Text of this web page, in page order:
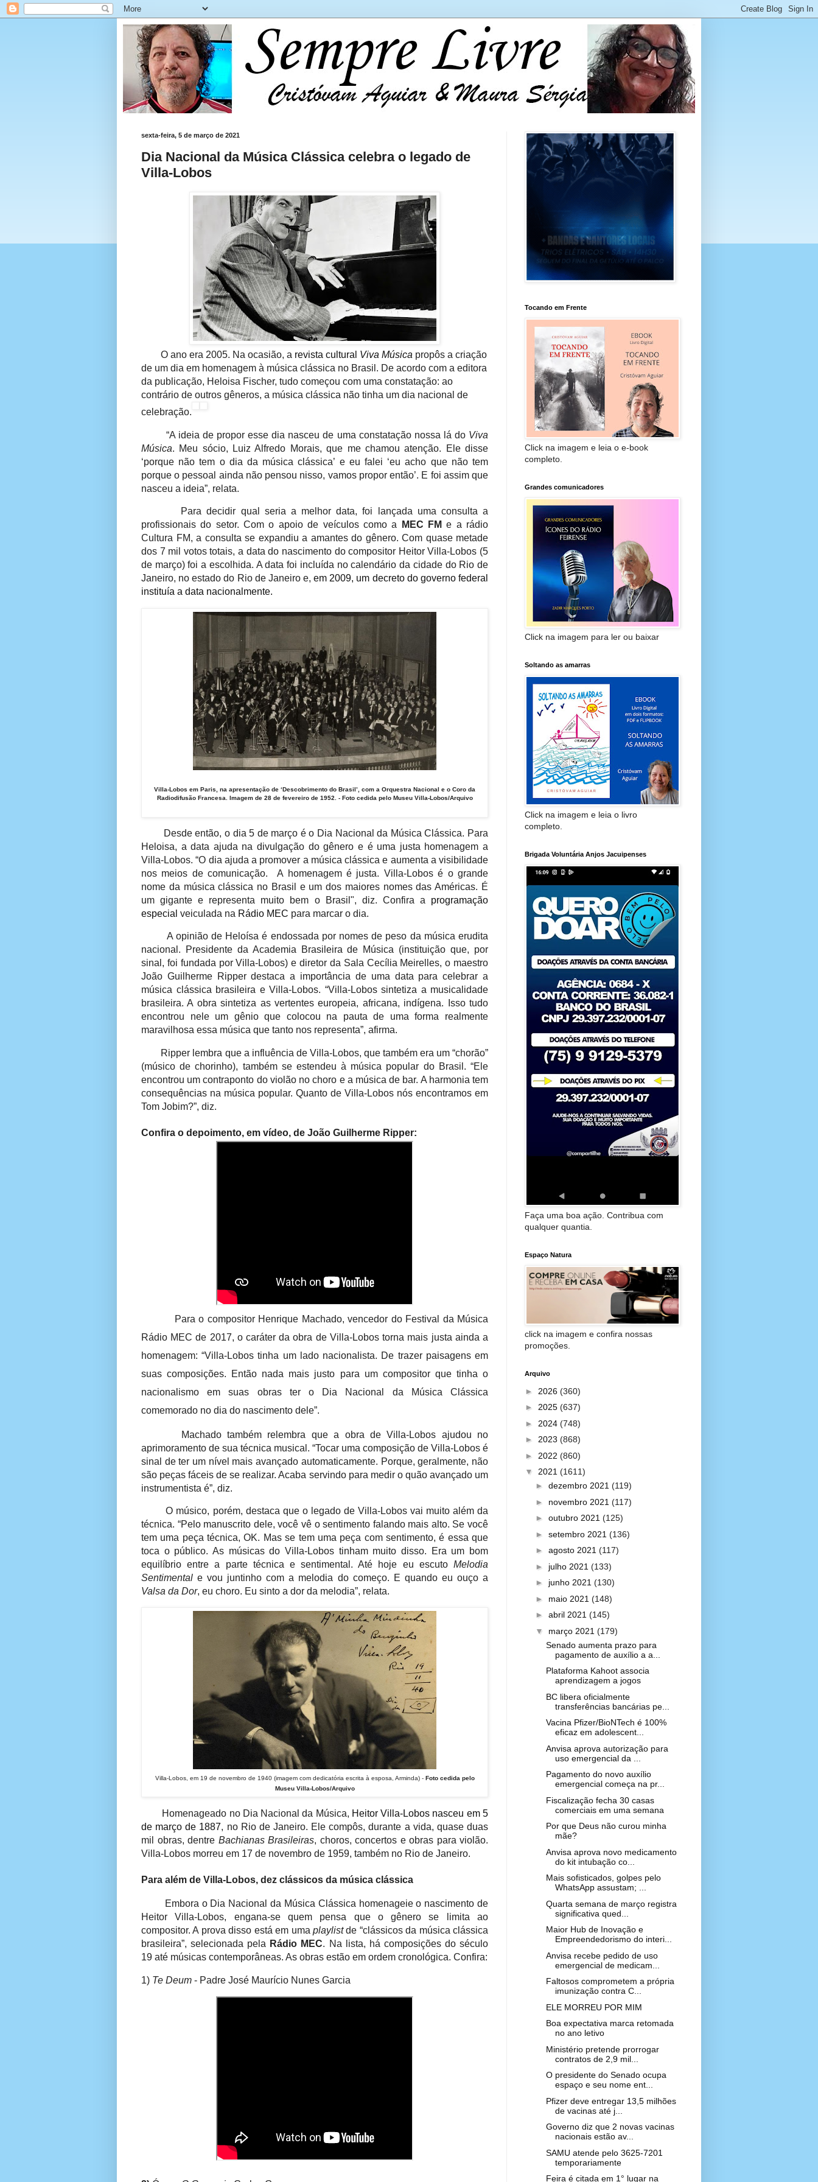
sexta-feira, 5 de março de 2021
Dia Nacional da Música Clássica celebra o legado de
Villa-Lobos
O ano era 2005. Na ocasião, a revista cultural Viva Música propôs a criação
de um dia em homenagem à música clássica no Brasil. De acordo com a editora
da publicação, Heloisa Fischer, tudo começou com uma constatação: ao
contrário de outros gêneros, a música clássica não tinha um dia nacional de
celebração.
“A ideia de propor esse dia nasceu de uma constatação nossa lá do Viva
Música. Meu sócio, Luiz Alfredo Morais, que me chamou atenção. Ele disse
‘porque não tem o dia da música clássica’ e eu falei ‘eu acho que não tem
porque o pessoal ainda não pensou nisso, vamos propor então’. E foi assim que
nasceu a ideia”, relata.
Para decidir qual seria a melhor data, foi lançada uma consulta a
profissionais do setor. Com o apoio de veículos como a
MEC FM e a rádio
Cultura FM, a consulta se expandiu a amantes do gênero. Com quase metade
dos 7 mil votos totais, a data do nascimento do compositor Heitor Villa-Lobos (5
de março) foi a escolhida. A data foi incluída no calendário da cidade do Rio de
Janeiro, no estado do Rio de Janeiro e, em 2009, um decreto do governo federal
instituía a data nacionalmente.
Villa-Lobos em Paris, na apresentação de ‘Descobrimento do Brasil’, com a Orquestra Nacional e o Coro da
Radiodifusão Francesa. Imagem de 28 de fevereiro de 1952. - Foto cedida pelo Museu Villa-Lobos/Arquivo
Desde então, o dia 5 de março é o Dia Nacional da Música Clássica. Para
Heloisa, a data ajuda na divulgação do gênero e é uma justa homenagem a
Villa-Lobos. “O dia ajuda a promover a música clássica e aumenta a visibilidade
nos meios de comunicação. A homenagem é justa. Villa-Lobos é o grande
nome da música clássica no Brasil e um dos maiores nomes das Américas. É
um gigante e representa muito bem o Brasil", diz. Confira a programação
especial veiculada na Rádio MEC para marcar o dia.
A opinião de Heloísa é endossada por nomes de peso da música erudita
nacional. Presidente da Academia Brasileira de Música (instituição que, por
sinal, foi fundada por Villa-Lobos) e diretor da Sala Cecília Meirelles, o maestro
João Guilherme Ripper destaca a importância de uma data para celebrar a
música clássica brasileira e Villa-Lobos. “Villa-Lobos sintetiza a musicalidade
brasileira. A obra sintetiza as vertentes europeia, africana, indígena. Isso tudo
encontrou nele um gênio que colocou na pauta de uma forma realmente
maravilhosa essa música que tanto nos representa”, afirma.
Ripper lembra que a influência de Villa-Lobos, que também era um “chorão”
(músico de chorinho), também se estendeu à música popular do Brasil. “Ele
encontrou um contraponto do violão no choro e a música de bar. A harmonia tem
consequências na música popular. Quanto de Villa-Lobos nós encontramos em
Tom Jobim?”, diz.
Confira o depoimento, em vídeo, de João Guilherme Ripper:
Para o compositor Henrique Machado, vencedor do Festival da Música
Rádio MEC de 2017, o caráter da obra de Villa-Lobos torna mais justa ainda a
homenagem: “Villa-Lobos tinha um lado nacionalista. De trazer paisagens em
suas composições. Então nada mais justo para um compositor que tinha o
nacionalismo em suas obras ter o Dia Nacional da Música Clássica
comemorado no dia do nascimento dele”.
Machado também relembra que a obra de Villa-Lobos ajudou no
aprimoramento de sua técnica musical. “Tocar uma composição de Villa-Lobos é
sinal de ter um nível mais avançado automaticamente. Porque, geralmente, não
são peças fáceis de se realizar. Acaba servindo para medir o quão avançado um
instrumentista é”, diz.
O músico, porém, destaca que o legado de Villa-Lobos vai muito além da
técnica. “Pelo manuscrito dele, você vê o sentimento falando mais alto. Se você
tem uma peça técnica, OK. Mas se tem uma peça com sentimento, é essa que
toca o público. As músicas do Villa-Lobos tinham muito disso. Era um bom
equilíbrio entre a parte técnica e sentimental. Até hoje eu escuto Melodia
Sentimental e vou juntinho com a melodia do começo. E quando eu ouço a
Valsa da Dor, eu choro. Eu sinto a dor da melodia”, relata.
Villa-Lobos, em 19 de novembro de 1940 (imagem com dedicatória escrita à esposa, Arminda) - Foto cedida pelo
Museu Villa-Lobos/Arquivo
Homenageado no Dia Nacional da Música, Heitor Villa-Lobos nasceu em 5
de março de 1887, no Rio de Janeiro. Ele compôs, durante a vida, quase duas
mil obras, dentre Bachianas Brasileiras, choros, concertos e obras para violão.
Villa-Lobos morreu em 17 de novembro de 1959, também no Rio de Janeiro.
Para além de Villa-Lobos, dez clássicos da música clássica
Embora o Dia Nacional da Música Clássica homenageie o nascimento de
Heitor Villa-Lobos, engana-se quem pensa que o gênero se limita ao
compositor. A prova disso está em uma playlistde “clássicos da música clássica
brasileira”, selecionada pela Rádio MEC. Na lista, há composições do século
19 até músicas contemporâneas. As obras estão em ordem cronológica. Confira:
1) Te Deum - Padre José Maurício Nunes Garcia
Tocando em Frente
Click na imagem e leia o e-book
completo.
Grandes comunicadores
Click na imagem para ler ou baixar
Soltando as amarras
Click na imagem e leia o livro
completo.
Brigada Voluntária Anjos Jacuipenses
Faça uma boa ação. Contribua com
qualquer quantia.
Espaço Natura
click na imagem e confira nossas
promoções.
Arquivo
► 2026 (360)
► 2025 (637)
► 2024 (748)
► 2023 (868)
► 2022 (860)
▼ 2021 (1611)
► dezembro 2021 (119)
► novembro 2021 (117)
► outubro 2021 (125)
► setembro 2021 (136)
► agosto 2021 (117)
► julho 2021 (133)
► junho 2021 (130)
► maio 2021 (148)
► abril 2021 (145)
▼ março 2021 (179)
Senado aumenta prazo para
pagamento de auxílio a a...
Plataforma Kahoot associa
aprendizagem a jogos
BC libera oficialmente
transferências bancárias pe...
Vacina Pfizer/BioNTech é 100%
eficaz em adolescent...
Anvisa aprova autorização para
uso emergencial da ...
Pagamento do novo auxílio
emergencial começa na pr...
Fiscalização fecha 30 casas
comerciais em uma semana
Por que Deus não curou minha
mãe?
Anvisa aprova novo medicamento
do kit intubação co...
Mais sofisticados, golpes pelo
WhatsApp assustam; ...
Quarta semana de março registra
significativa qued...
Maior Hub de Inovação e
Empreendedorismo do interi...
Anvisa recebe pedido de uso
emergencial de medicam...
Faltosos comprometem a própria
imunização contra C...
ELE MORREU POR MIM
Boa expectativa marca retomada
no ano letivo
Ministério pretende prorrogar
contratos de 2,9 mil...
O presidente do Senado ocupa
espaço e seu nome ent...
Pfizer deve entregar 13,5 milhões
de vacinas até j...
Governo diz que 2 novas vacinas
nacionais estão av...
SAMU atende pelo 3625-7201
temporariamente
Feira é citada em 1° lugar na